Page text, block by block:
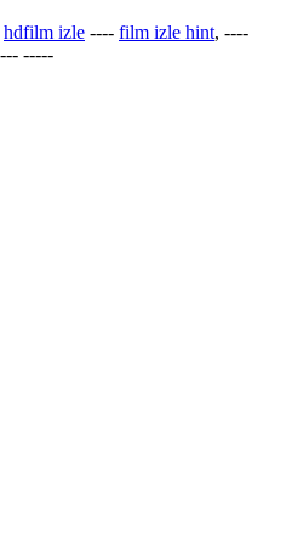
hdfilm izle ---- film izle hint, ----
--- -----